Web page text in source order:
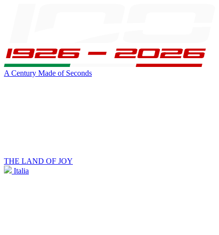
A Century Made of Seconds
THE LAND OF JOY
Italia